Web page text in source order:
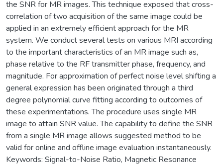
the SNR for MR images. This technique exposed that cross-
correlation of two acquisition of the same image could be
applied in an extremely efficient approach for the MR
system. We conduct several tests on various MRI according
to the important characteristics of an MR image such as,
phase relative to the RF transmitter phase, frequency, and
magnitude. For approximation of perfect noise level shifting a
general expression has been originated through a third
degree polynomial curve fitting according to outcomes of
these experimentations. The procedure uses single MR
image to attain SNR value. The capability to define the SNR
from a single MR image allows suggested method to be
valid for online and offline image evaluation instantaneously.
Keywords: Signal-to-Noise Ratio, Magnetic Resonance